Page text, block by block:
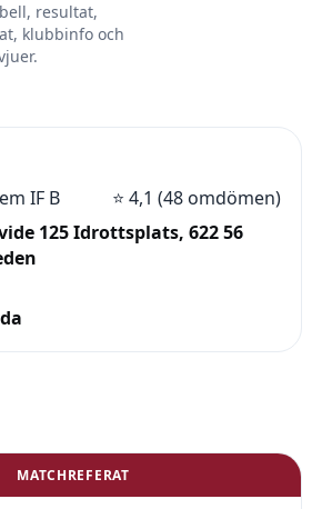
resultat,
klubbinfo och
IF B ⭐ 4,1 (48 omdömen)
125 Idrottsplats, 622 56
MATCHREFERAT